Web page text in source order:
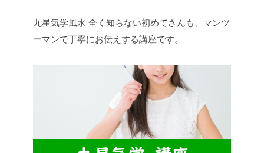
九星気学風水 全く知らない初めてさんも、マンツ
ーマンで丁寧にお伝えする講座です。